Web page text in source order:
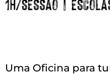
Uma Oficina para